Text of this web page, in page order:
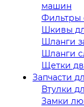
машин
Фильтры
Шкивы
Шланги
Шланги
Щетки
Запчасти
Втулки
Замки